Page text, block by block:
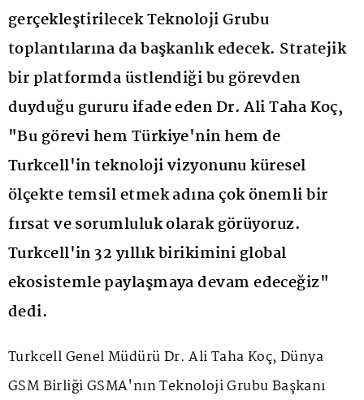
gerçekleştirilecek Teknoloji Grubu
toplantılarına da başkanlık edecek. Stratejik
bir platformda üstlendiği bu görevden
duyduğu gururu ifade eden Dr. Ali Taha Koç,
"Bu görevi hem Türkiye'nin hem de
Turkcell'in teknoloji vizyonunu küresel
ölçekte temsil etmek adına çok önemli bir
fırsat ve sorumluluk olarak görüyoruz.
Turkcell'in 32 yıllık birikimini global
ekosistemle paylaşmaya devam edeceğiz"
dedi.
Turkcell Genel Müdürü Dr. Ali Taha Koç, Dünya
GSM Birliği GSMA'nın Teknoloji Grubu Başkanı